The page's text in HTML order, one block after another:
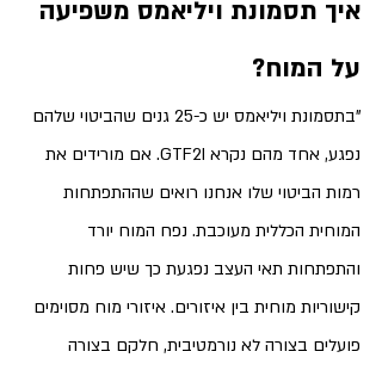
איך תסמונת ויליאמס משפיעה
על המוח?
"בתסמונת ויליאמס יש כ-25 גנים שהביטוי שלהם
נפגע, אחד מהם נקרא GTF2I. אם מורידים את
רמות הביטוי שלו אנחנו רואים שההתפתחות
המוחית הכללית מעוכבת. נפח המוח יורד
והתפתחות תאי העצב נפגעת כך שיש פחות
קישוריות מוחית בין איזורים. איזורי מוח מסוימים
פועלים בצורה לא נורמטיבית, חלקם בצורה